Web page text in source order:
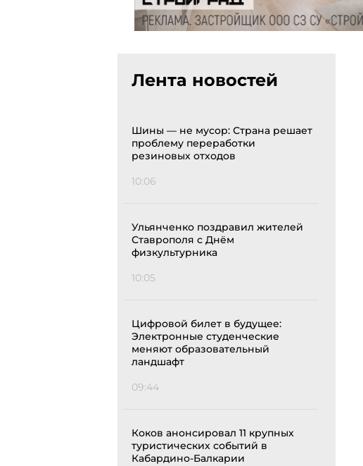
Лента новостей
Шины — не мусор: Страна решает
проблему переработки
резиновых отходов
10:06
Ульянченко поздравил жителей
Ставрополя с Днём
физкультурника
10:05
Цифровой билет в будущее:
Электронные студенческие
меняют образовательный
ландшафт
09:44
Коков анонсировал 11 крупных
туристических событий в
Кабардино-Балкарии